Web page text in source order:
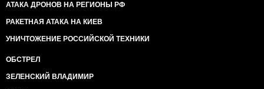
АТАКА ДРОНОВ НА РЕГИОНЫ РФ
РАКЕТНАЯ АТАКА НА КИЕВ
УНИЧТОЖЕНИЕ РОССИЙСКОЙ ТЕХНИКИ
ОБСТРЕЛ
ЗЕЛЕНСКИЙ ВЛАДИМИР